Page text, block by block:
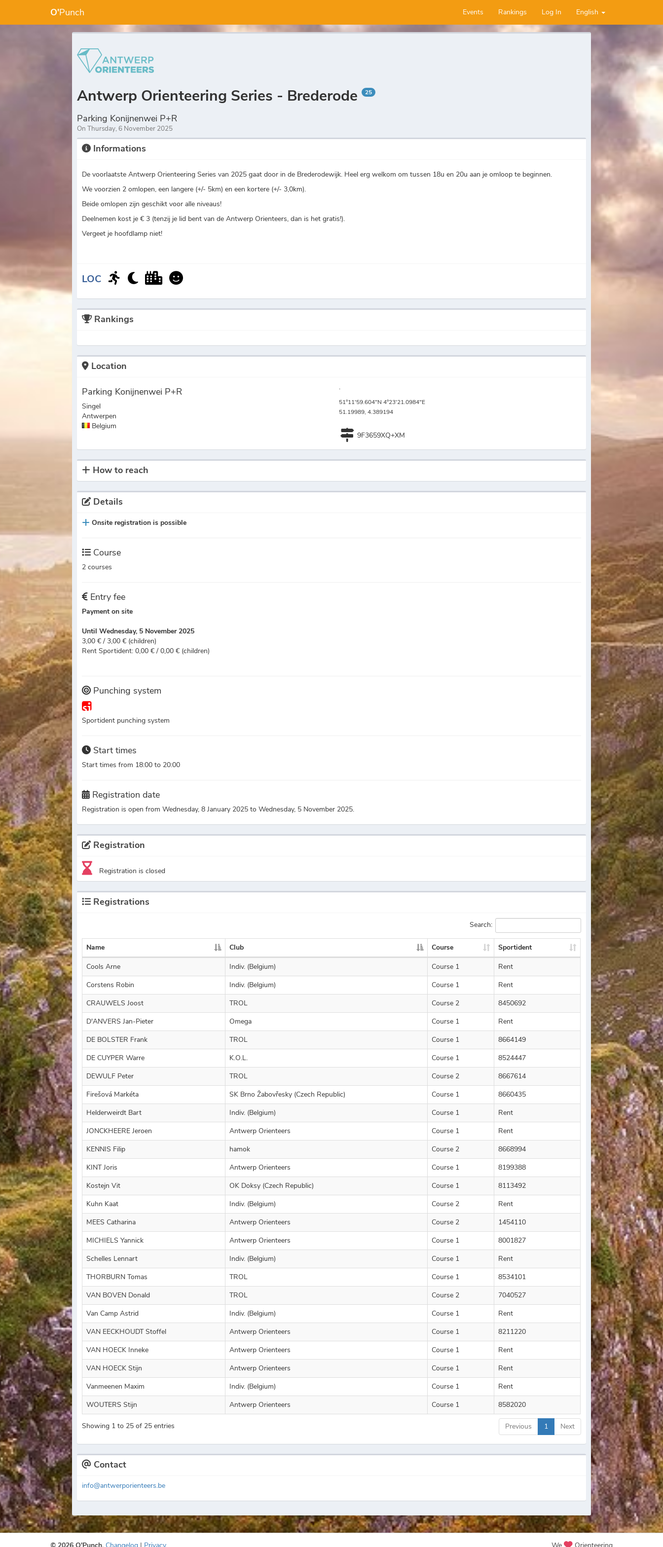
O'Punch Events Rankings Log In English
Antwerp Orienteering Series - Brederode 25
Parking Konijnenwei P+R
On Thursday, 6 November 2025
Informations
De voorlaatste Antwerp Orienteering Series van 2025 gaat door in de Brederodewijk. Heel erg welkom om tussen 18u en 20u aan je omloop te beginnen.
We voorzien 2 omlopen, een langere (+/- 5km) en een kortere (+/- 3,0km).
Beide omlopen zijn geschikt voor alle niveaus!
Deelnemen kost je € 3 (tenzij je lid bent van de Antwerp Orienteers, dan is het gratis!).
Vergeet je hoofdlamp niet!
LOC
Rankings
Location
Parking Konijnenwei P+R
Singel
Antwerpen
Belgium
.
51°11'59.604"N 4°23'21.0984"E
51.19989, 4.389194
9F3659XQ+XM
How to reach
Details
Onsite registration is possible
Course
2 courses
Entry fee
Payment on site
Until Wednesday, 5 November 2025
3,00 € / 3,00 € (children)
Rent Sportident: 0,00 € / 0,00 € (children)
Punching system
Sportident punching system
Start times
Start times from 18:00 to 20:00
Registration date
Registration is open from Wednesday, 8 January 2025 to Wednesday, 5 November 2025.
Registration
Registration is closed
Registrations
Search:
Name Club Course Sportident
Cools Arne Indiv. (Belgium) Course 1
Rent
Corstens Robin
Indiv. (Belgium) Course 1
Rent
CRAUWELS Joost
TROL Course 2
8450692
D'ANVERS Jan-Pieter
Omega Course 1
Rent
DE BOLSTER Frank
TROL Course 1
8664149
DE CUYPER Warre
K.O.L. Course 1
8524447
DEWULF Peter
TROL Course 2
8667614
Firešová Markéta
SK Brno Žabovřesky (Czech Republic) Course 1
8660435
Helderweirdt Bart
Indiv. (Belgium) Course 1
Rent
JONCKHEERE Jeroen
Antwerp Orienteers Course 1
Rent
KENNIS Filip
hamok Course 2
8668994
KINT Joris
Antwerp Orienteers Course 1
8199388
Kostejn Vit
OK Doksy (Czech Republic) Course 1
8113492
Kuhn Kaat
Indiv. (Belgium) Course 2
Rent
MEES Catharina
Antwerp Orienteers Course 2
1454110
MICHIELS Yannick
Antwerp Orienteers Course 1
8001827
Schelles Lennart
Indiv. (Belgium) Course 1
Rent
THORBURN Tomas
TROL Course 1
8534101
VAN BOVEN Donald
TROL Course 2
7040527
Van Camp Astrid
Indiv. (Belgium) Course 1
Rent
VAN EECKHOUDT Stoffel
Antwerp Orienteers Course 1
8211220
VAN HOECK Inneke
Antwerp Orienteers Course 1
Rent
VAN HOECK Stijn
Antwerp Orienteers Course 1
Rent
Vanmeenen Maxim
Indiv. (Belgium) Course 1
Rent
WOUTERS Stijn
Antwerp Orienteers Course 1 8582020
Showing 1 to 25 of 25 entries Previous 1 Next
Contact
info@antwerporienteers.be